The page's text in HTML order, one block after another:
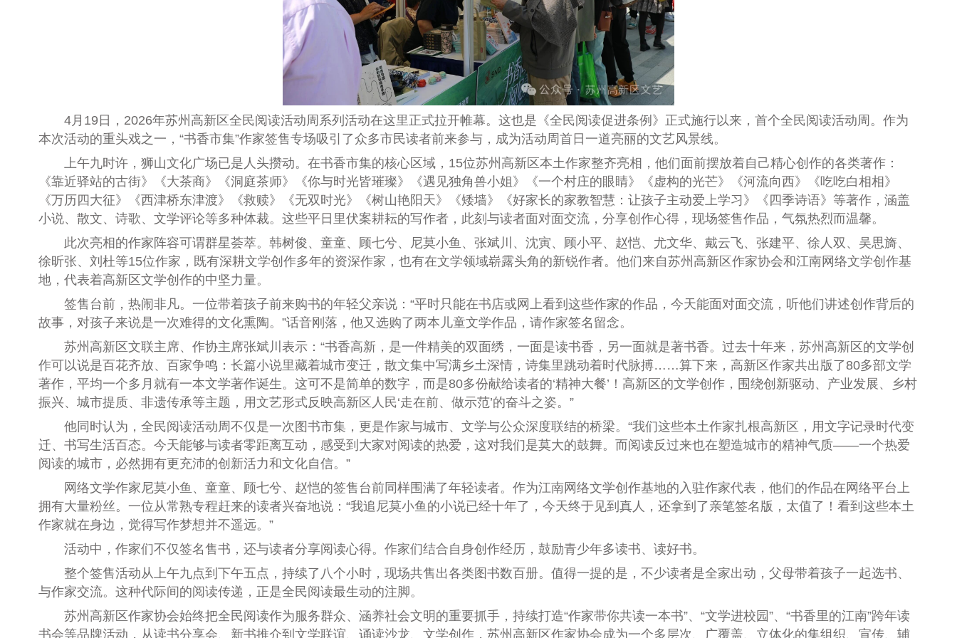
4月19日，2026年苏州高新区全民阅读活动周系列活动在这里正式拉开帷幕。这也是《全民阅读促进条例》正式施行以来，首个全民阅读活动周。作为
本次活动的重头戏之一，“书香市集”作家签售专场吸引了众多市民读者前来参与，成为活动周首日一道亮丽的文艺风景线。
上午九时许，狮山文化广场已是人头攒动。在书香市集的核心区域，15位苏州高新区本土作家整齐亮相，他们面前摆放着自己精心创作的各类著作：
《靠近驿站的古街》《大茶商》《洞庭茶师》《你与时光皆璀璨》《遇见独角兽小姐》《一个村庄的眼睛》《虚构的光芒》《河流向西》《吃吃白相相》
《万历四大征》《西津桥东津渡》《救赎》《无双时光》《树山艳阳天》《矮墙》《好家长的家教智慧：让孩子主动爱上学习》《四季诗语》等著作，涵盖
小说、散文、诗歌、文学评论等多种体裁。这些平日里伏案耕耘的写作者，此刻与读者面对面交流，分享创作心得，现场签售作品，气氛热烈而温馨。
此次亮相的作家阵容可谓群星荟萃。韩树俊、童童、顾七兮、尼莫小鱼、张斌川、沈寅、顾小平、赵恺、尤文华、戴云飞、张建平、徐人双、吴思旖、
徐昕张、刘杜等15位作家，既有深耕文学创作多年的资深作家，也有在文学领域崭露头角的新锐作者。他们来自苏州高新区作家协会和江南网络文学创作基
地，代表着高新区文学创作的中坚力量。
签售台前，热闹非凡。一位带着孩子前来购书的年轻父亲说：“平时只能在书店或网上看到这些作家的作品，今天能面对面交流，听他们讲述创作背后的
故事，对孩子来说是一次难得的文化熏陶。”话音刚落，他又选购了两本儿童文学作品，请作家签名留念。
苏州高新区文联主席、作协主席张斌川表示：“书香高新，是一件精美的双面绣，一面是读书香，另一面就是著书香。过去十年来，苏州高新区的文学创
作可以说是百花齐放、百家争鸣：长篇小说里藏着城市变迁，散文集中写满乡土深情，诗集里跳动着时代脉搏……算下来，高新区作家共出版了80多部文学
著作，平均一个多月就有一本文学著作诞生。这可不是简单的数字，而是80多份献给读者的‘精神大餐’！高新区的文学创作，围绕创新驱动、产业发展、乡村
振兴、城市提质、非遗传承等主题，用文艺形式反映高新区人民‘走在前、做示范’的奋斗之姿。”
他同时认为，全民阅读活动周不仅是一次图书市集，更是作家与城市、文学与公众深度联结的桥梁。“我们这些本土作家扎根高新区，用文字记录时代变
迁、书写生活百态。今天能够与读者零距离互动，感受到大家对阅读的热爱，这对我们是莫大的鼓舞。而阅读反过来也在塑造城市的精神气质——一个热爱
阅读的城市，必然拥有更充沛的创新活力和文化自信。”
网络文学作家尼莫小鱼、童童、顾七兮、赵恺的签售台前同样围满了年轻读者。作为江南网络文学创作基地的入驻作家代表，他们的作品在网络平台上
拥有大量粉丝。一位从常熟专程赶来的读者兴奋地说：“我追尼莫小鱼的小说已经十年了，今天终于见到真人，还拿到了亲笔签名版，太值了！看到这些本土
作家就在身边，觉得写作梦想并不遥远。”
活动中，作家们不仅签名售书，还与读者分享阅读心得。作家们结合自身创作经历，鼓励青少年多读书、读好书。
整个签售活动从上午九点到下午五点，持续了八个小时，现场共售出各类图书数百册。值得一提的是，不少读者是全家出动，父母带着孩子一起选书、
与作家交流。这种代际间的阅读传递，正是全民阅读最生动的注脚。
苏州高新区作家协会始终把全民阅读作为服务群众、涵养社会文明的重要抓手，持续打造“作家带你共读一本书”、“文学进校园”、“书香里的江南”跨年读
书会等品牌活动，从读书分享会、新书推介到文学联谊、诵读沙龙、文学创作，苏州高新区作家协会成为一个多层次、广覆盖、立体化的集组织、宣传、辅